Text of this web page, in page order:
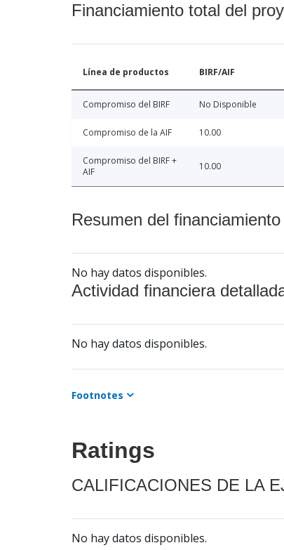
Financiamiento total del
Línea de productos BIRF/AIF
Compromiso del BIRF No Disponible
Compromiso de la AIF 10.00
Compromiso del BIRF +
AIF
10.00
Resumen del
No hay datos disponibles.
Actividad financiera
No hay datos disponibles.
Footnotes
Ratings
CALIFICACIONES DE LA
No hay datos disponibles.